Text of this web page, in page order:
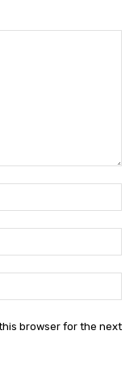
browser for the next